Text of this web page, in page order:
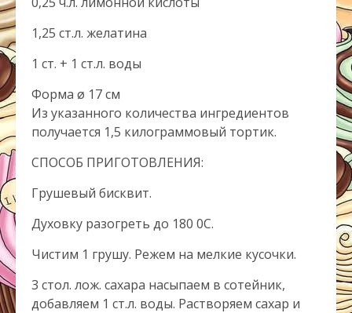
1,25 ст.л. желатина
1 ст. + 1 ст.л. воды
Форма ø 17 см
Из указанного количества ингредиентов
получается 1,5 килограммовый тортик.
СПОСОБ ПРИГОТОВЛЕНИЯ:
Грушевый бисквит.
Духовку разогреть до 180 0С.
Чистим 1 грушу. Режем на мелкие кусочки.
3 стол. лож. сахара насыпаем в сотейник,
добавляем 1 ст.л. воды. Растворяем сахар и